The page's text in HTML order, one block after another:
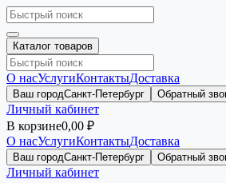
Каталог товаров
О насУслугиКонтактыДоставка
Ваш городСанкт-Петербург Обратный
Личный кабинет
В корзине0,00 ₽
О насУслугиКонтактыДоставка
Ваш городСанкт-Петербург Обратный
Личный кабинет